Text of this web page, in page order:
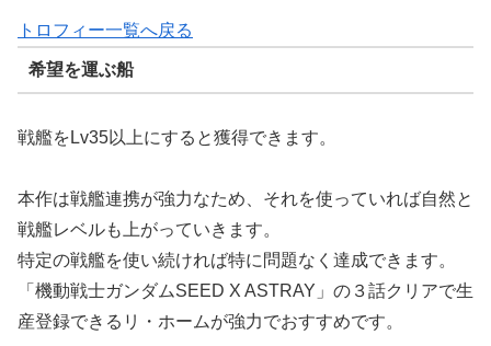
トロフィー一覧へ戻る
希望を運ぶ船
戦艦をLv35以上にすると獲得できます。
本作は戦艦連携が強力なため、それを使っていれば自然と
戦艦レベルも上がっていきます。
特定の戦艦を使い続ければ特に問題なく達成できます。
「機動戦士ガンダムSEED X ASTRAY」の３話クリアで生
産登録できるリ・ホームが強力でおすすめです。